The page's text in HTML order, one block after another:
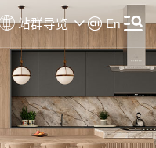
站群导览 En